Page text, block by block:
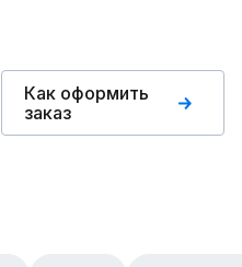
Как оформить
заказ